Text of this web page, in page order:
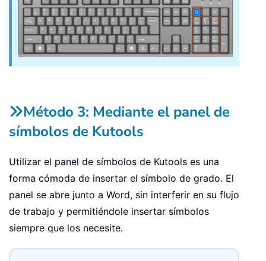
Método 3: Mediante el panel de
símbolos de Kutools
Utilizar el panel de símbolos de Kutools es una
forma cómoda de insertar el símbolo de grado. El
panel se abre junto a Word, sin interferir en su flujo
de trabajo y permitiéndole insertar símbolos
siempre que los necesite.